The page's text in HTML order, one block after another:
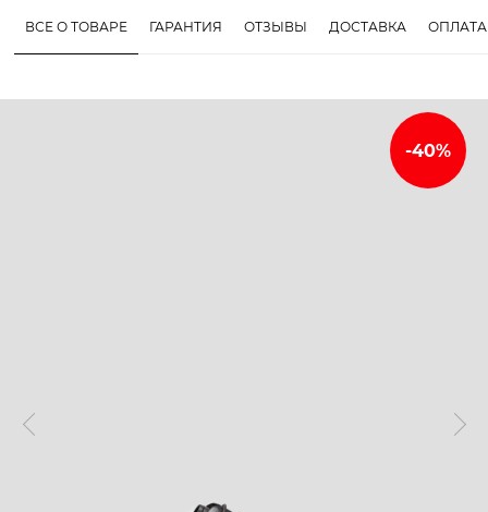
ВСЕ О ТОВАРЕ ГАРАНТИЯ ОТЗЫВЫ ДОСТАВКА ОПЛАТА